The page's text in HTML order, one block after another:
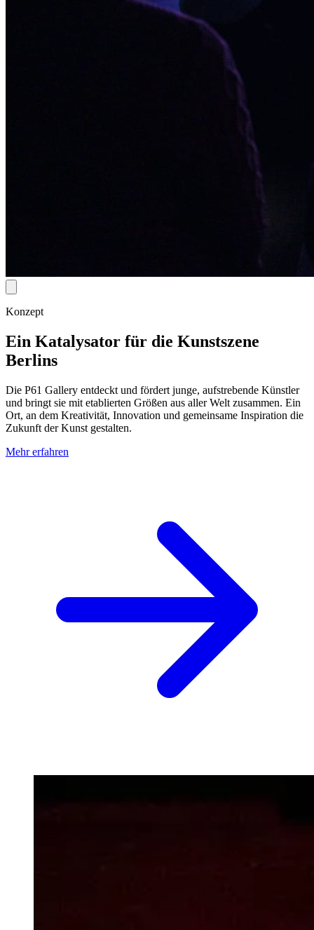
Konzept
Ein Katalysator für die Kunstszene
Berlins
Die P61 Gallery entdeckt und fördert junge, aufstrebende Künstler
und bringt sie mit etablierten Größen aus aller Welt zusammen. Ein
Ort, an dem Kreativität, Innovation und gemeinsame Inspiration die
Zukunft der Kunst gestalten.
Mehr erfahren